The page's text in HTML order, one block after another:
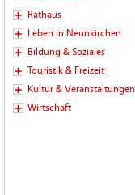
Rathaus
Leben in Neunkirchen
Bildung & Soziales
Touristik & Freizeit
Kultur & Veranstaltungen
Wirtschaft